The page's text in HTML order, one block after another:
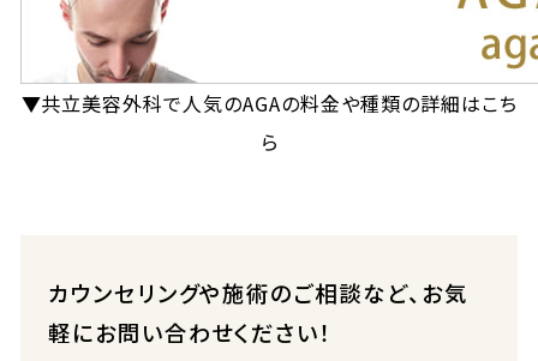
▼共立美容外科で人気のAGAの料金や種類の詳細はこち
ら
カウンセリングや施術のご相談など、お気
軽にお問い合わせください！